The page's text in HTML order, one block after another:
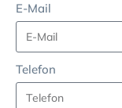
E-Mail
Telefon